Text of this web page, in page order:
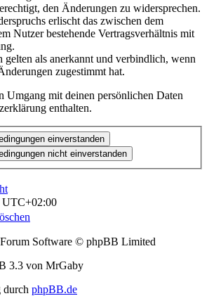
den Änderungen zu widersprechen.
erlischt das zwischen dem
Nutzer bestehende Vertragsverhältnis mit
gelten als anerkannt und verbindlich, wenn
zugestimmt hat.
Umgang mit deinen persönlichen Daten
enthalten.
UTC+02:00
Software © phpBB Limited
3.3 von MrGaby
durch phpBB.de